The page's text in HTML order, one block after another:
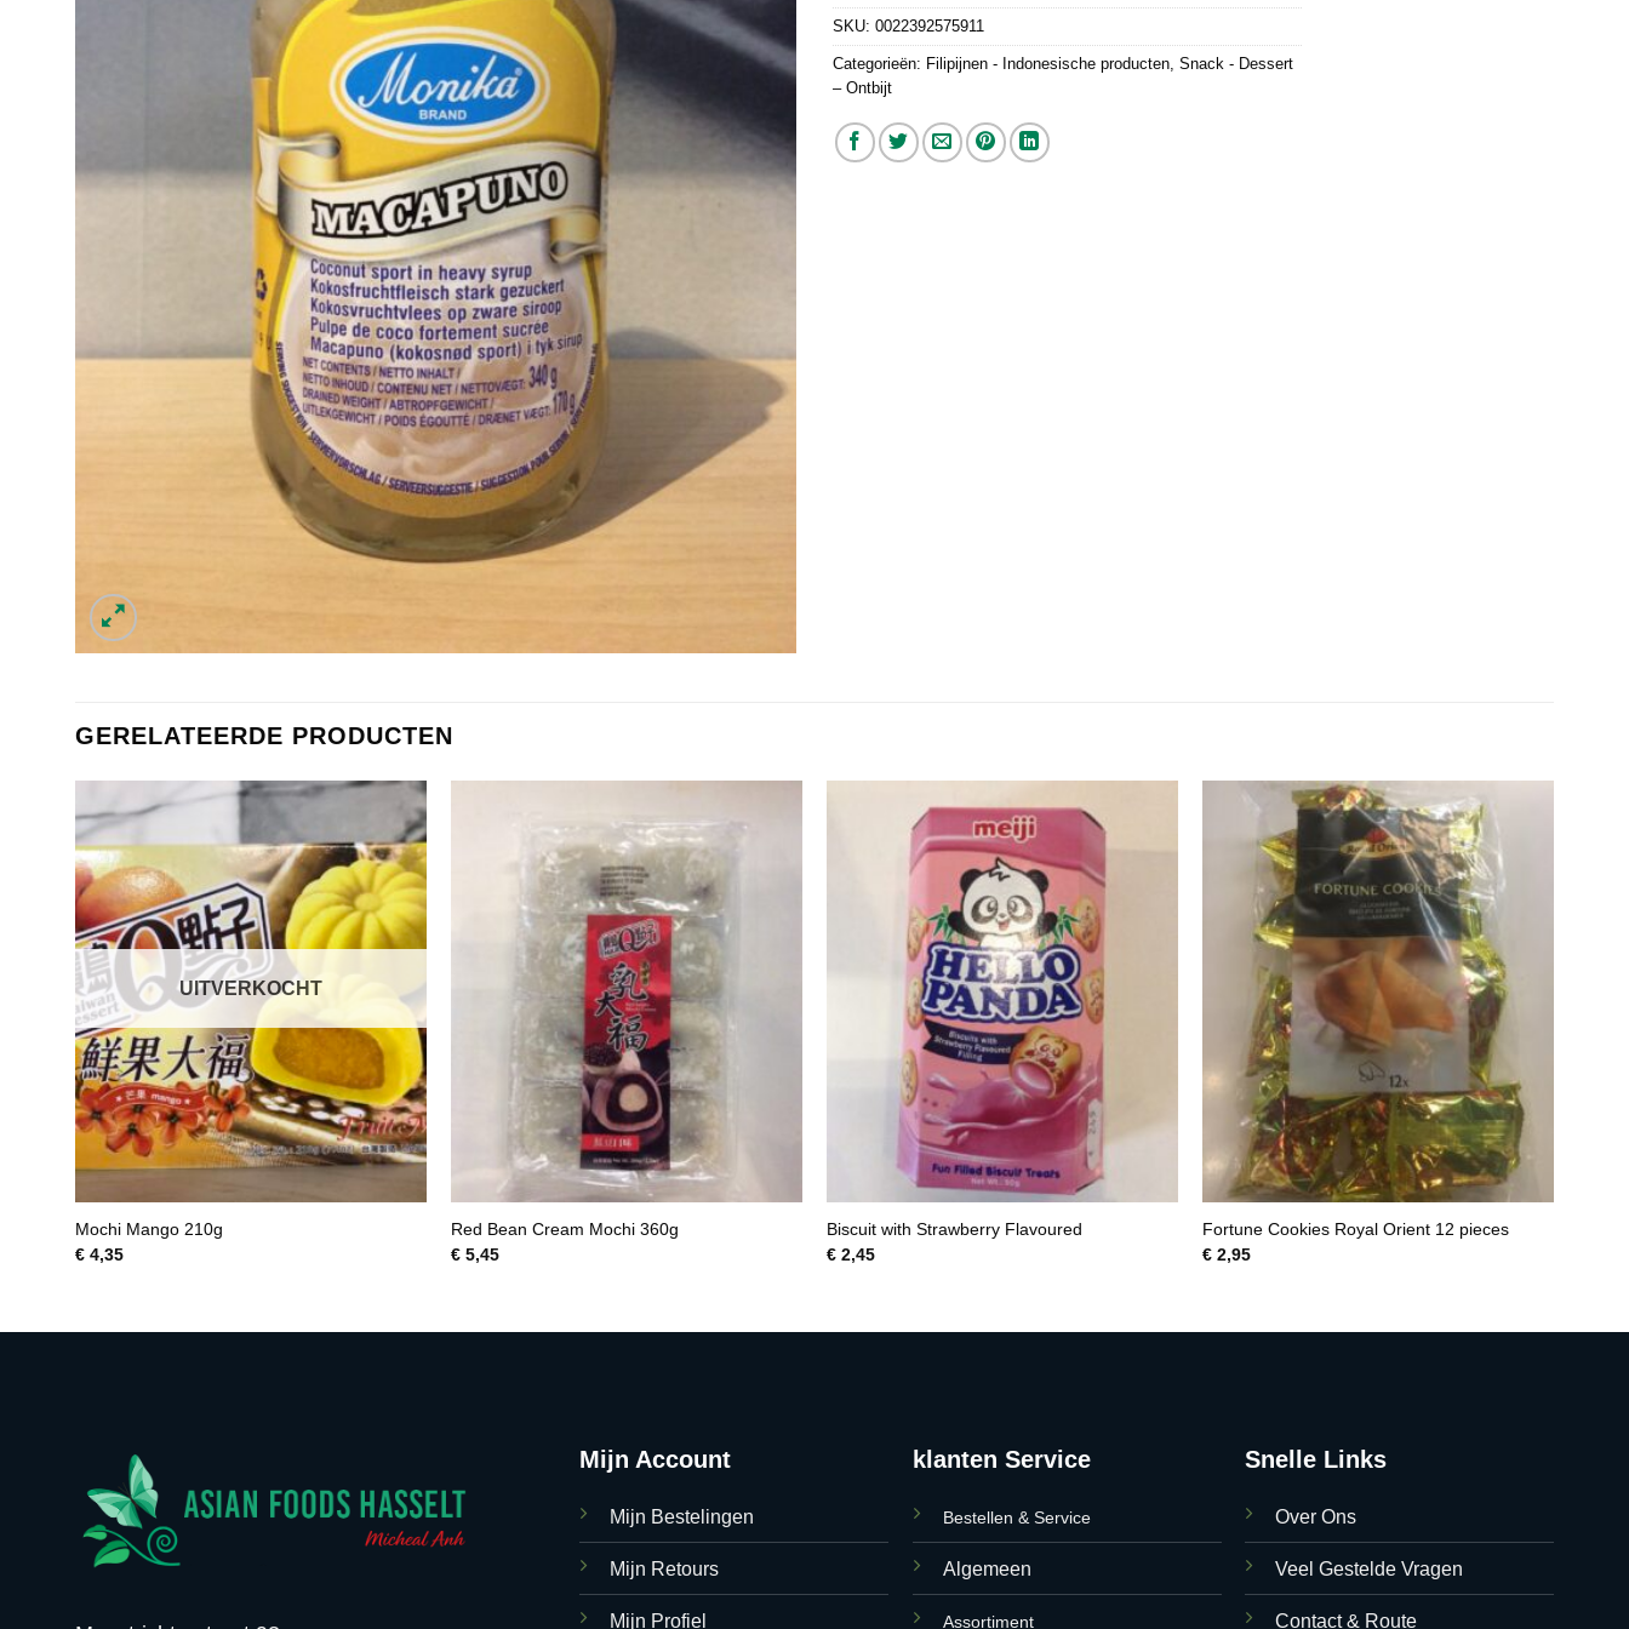
SKU: 0022392575911
Categorieën: Filipijnen - Indonesische producten, Snack - Dessert
– Ontbijt
GERELATEERDE PRODUCTEN
UITVERKOCHT
Mochi Mango 210g
€4,35
Red Bean Cream Mochi 360g
€5,45
Biscuit with Strawberry Flavoured
€2,45
Fortune Cookies Royal Orient 12 pieces
€2,95
Mijn Account
Mijn Bestelingen
Mijn Retours
Mijn Profiel
klanten Service
Bestellen & Service
Algemeen
Assortiment
Snelle Links
Over Ons
Veel Gestelde Vragen
Contact & Route